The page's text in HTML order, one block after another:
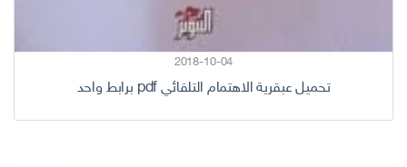
2018-10-04
تحميل عبقرية الاهتمام التلقائي pdf برابط واحد